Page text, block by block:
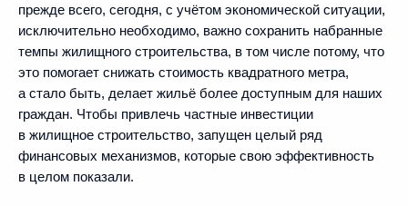
прежде всего, сегодня, с учётом экономической ситуации,
исключительно необходимо, важно сохранить набранные
темпы жилищного строительства, в том числе потому, что
это помогает снижать стоимость квадратного метра,
а стало быть, делает жильё более доступным для наших
граждан. Чтобы привлечь частные инвестиции
в жилищное строительство, запущен целый ряд
финансовых механизмов, которые свою эффективность
в целом показали.